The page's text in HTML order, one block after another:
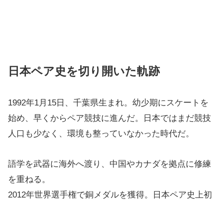
日本ペア史を切り開いた軌跡
1992年1月15日、千葉県生まれ。幼少期にスケートを
始め、早くからペア競技に進んだ。日本ではまだ競技
人口も少なく、環境も整っていなかった時代だ。
語学を武器に海外へ渡り、中国やカナダを拠点に修練
を重ねる。
2012年世界選手権で銅メダルを獲得。日本ペア史上初